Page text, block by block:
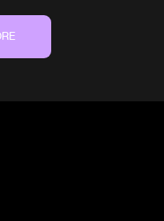
เต็มด้วยโคมไฟญี่ปุ่นหลากสี และ
ะความมีชีวิตชีวาที่นี่มีเมนู
ามความชอบได้เลยอย่างวันนี้
ข้ากันสุด ๆต่อมาเป็น คุชิคัตสึ
งดีเลยข้าวหน้ามากุโร่สับต้น
บท้ายด้วย แซลมอน มากิ ซูชิ
โต ข้าวญี่ปุ่นปรุงรสพอดี และ